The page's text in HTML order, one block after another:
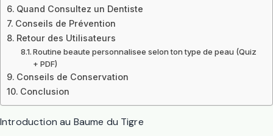
Quand Consultez un Dentiste
Conseils de Prévention
Retour des Utilisateurs
Routine beaute personnalisee selon ton type de peau (Quiz
+ PDF)
Conseils de Conservation
Conclusion
Introduction au Baume du Tigre